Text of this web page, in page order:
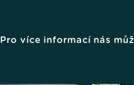
Pro více informací nás